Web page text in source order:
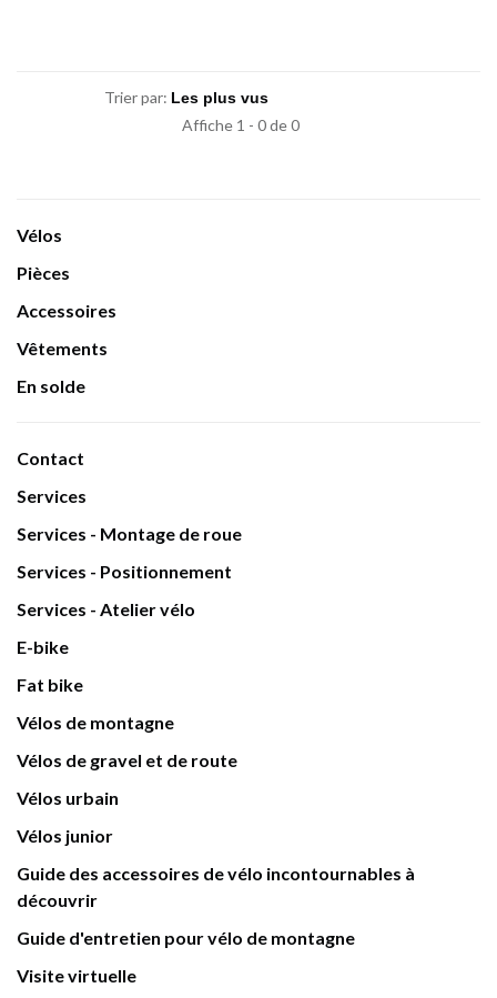
Trier par:
Affiche 1 - 0 de 0
Vélos
Pièces
Accessoires
Vêtements
En solde
Contact
Services
Services - Montage de roue
Services - Positionnement
Services - Atelier vélo
E-bike
Fat bike
Vélos de montagne
Vélos de gravel et de route
Vélos urbain
Vélos junior
Guide des accessoires de vélo incontournables à
découvrir
Guide d'entretien pour vélo de montagne
Visite virtuelle